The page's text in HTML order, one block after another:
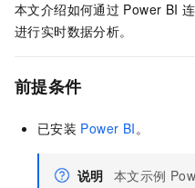
本文介绍如何通过 Power BI
进行实时数据分析。
前提条件
已安装 Power BI。
说明 本文示例